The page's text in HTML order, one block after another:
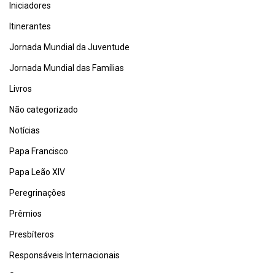
Iniciadores
Itinerantes
Jornada Mundial da Juventude
Jornada Mundial das Famílias
Livros
Não categorizado
Notícias
Papa Francisco
Papa Leão XIV
Peregrinações
Prêmios
Presbíteros
Responsáveis Internacionais